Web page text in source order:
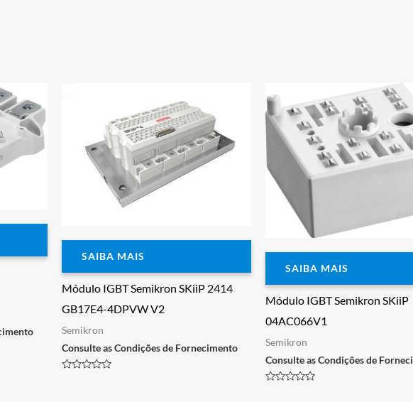
SAIBA MAIS
Módulo IGBT Semikron SKiiP 2414
GB17E4-4DPVW V2
Semikron
Consulte as Condições de Fornecimento
SAIBA MAIS
Módulo IGBT Semikron SKiiP
04AC066V1
Semikron
Consulte as Condições de